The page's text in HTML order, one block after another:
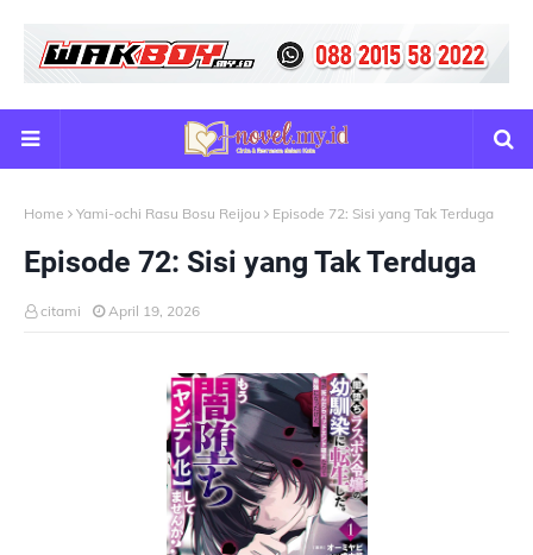
Home Yami-ochi Rasu Bosu Reijou Episode 72: Sisi yang Tak Terduga
Episode 72: Sisi yang Tak Terduga
citami April 19, 2026